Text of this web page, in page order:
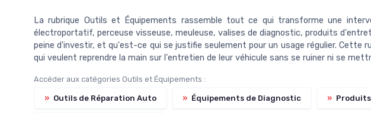
La rubrique Outils et Équipements rassemble tout ce qui transforme une
électroportatif, perceuse visseuse, meuleuse, valises de diagnostic, produits
peine d'investir, et qu'est-ce qui se justifie seulement pour un usage régulier. Cette
qui veulent reprendre la main sur l'entretien de leur véhicule sans se ruiner ni se
Accéder aux catégories Outils et Équipements :
» Outils de Réparation Auto » Équipements de Diagnostic »